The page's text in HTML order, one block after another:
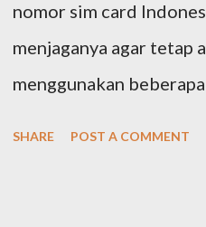
nomor sim card
menjaganya agar tetap
menggunakan
SHARE POST A COMMENT